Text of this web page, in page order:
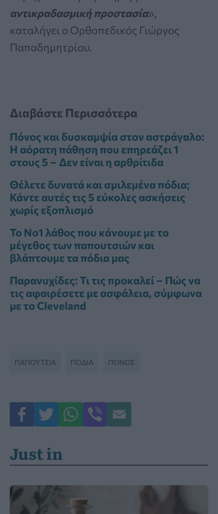
αντικραδασμική προστασία»,
καταλήγει ο Ορθοπεδικός Γιώργος
Παπαδημητρίου.
Διαβάστε Περισσότερα
Πόνος και δυσκαμψία στον αστράγαλο:
Η αόρατη πάθηση που επηρεάζει 1
στους 5 – Δεν είναι η αρθρίτιδα
Θέλετε δυνατά και σμιλεμένα πόδια;
Κάντε αυτές τις 5 εύκολες ασκήσεις
χωρίς εξοπλισμό
Το Νο1 λάθος που κάνουμε με το
μέγεθος των παπουτσιών και
βλάπτουμε τα πόδια μας
Παρανυχίδες: Τι τις προκαλεί – Πώς να
τις αφαιρέσετε με ασφάλεια, σύμφωνα
με το Cleveland
ΠΑΠΟΎΤΣΙΑ ΠΟΔΙΑ ΠΟΝΟΣ
Just in